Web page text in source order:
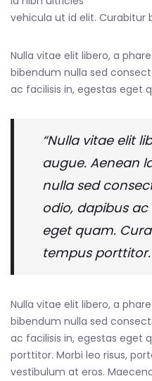
vehicula ut id elit.
Nulla vitae elit libero, a
bibendum nulla sed
ac facilisis in, egestas eget
“Nulla vitae elit
augue. Aenean
nulla sed
odio, dapibus ac
eget quam.
tempus
Nulla vitae elit libero, a
bibendum nulla sed
ac facilisis in, egestas eget
porttitor. Morbi leo risus,
vestibulum at eros.